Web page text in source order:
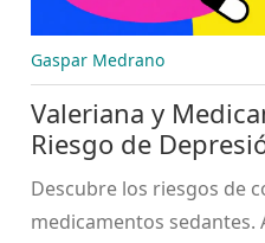
Gaspar Medrano
Valeriana y
Riesgo de
Nervioso Central
Descubre los riesgos de
medicamentos sedantes.